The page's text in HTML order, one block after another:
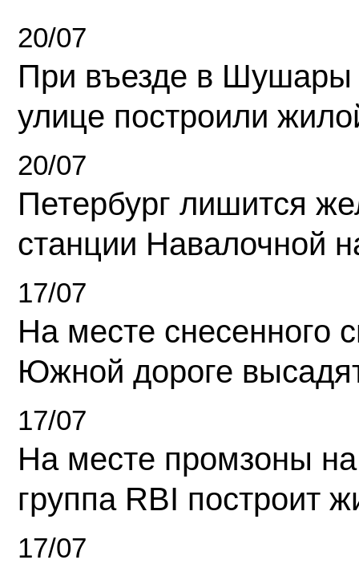
20/07
При въезде в Шушары
улице построили
20/07
Петербург лишится
станции Навалочной
17/07
На месте снесенного
Южной дороге
17/07
На месте промзоны
группа RBI построит
17/07